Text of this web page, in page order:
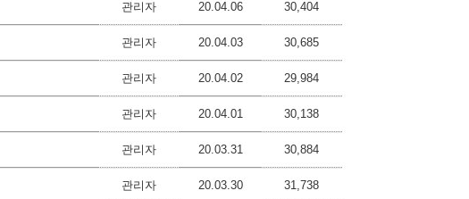
관리자 20.04.06 30,404
관리자 20.04.03 30,685
관리자 20.04.02 29,984
관리자 20.04.01 30,138
관리자 20.03.31 30,884
관리자 20.03.30 31,738